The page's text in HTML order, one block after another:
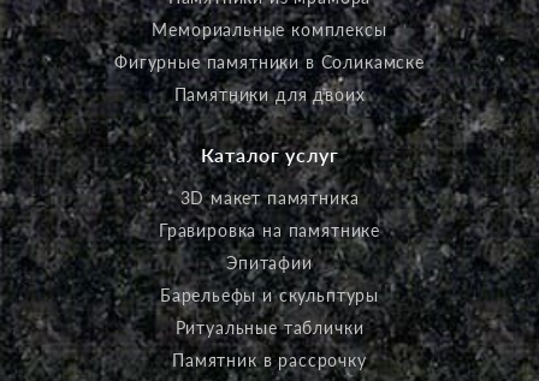
Мемориальные комплексы
Фигурные памятники в Соликамске
Памятники для двоих
Каталог услуг
3D макет памятника
Гравировка на памятнике
Эпитафии
Барельефы и скульптуры
Ритуальные таблички
Памятник в рассрочку